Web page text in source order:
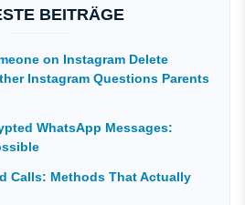
BEITRÄGE
on Instagram Delete
Instagram Questions Parents
WhatsApp Messages:
Calls: Methods That Actually